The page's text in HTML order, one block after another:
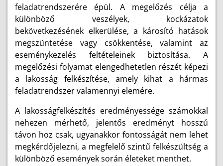
feladatrendszerére épül. A megelőzés célja a
különböző veszélyek, kockázatok
bekövetkezésének elkerülése, a károsító hatások
megszüntetése vagy csökkentése, valamint az
eseménykezelés feltételeinek biztosítása. A
megelőzési folyamat elengedhetetlen részét képezi
a lakosság felkészítése, amely kihat a hármas
feladatrendszer valamennyi elemére.
A lakosságfelkészítés eredményessége számokkal
nehezen mérhető, jelentős eredményt hosszú
távon hoz csak, ugyanakkor fontosságát nem lehet
megkérdőjelezni, a megfelelő szintű felkészültség a
különböző események során életeket menthet.